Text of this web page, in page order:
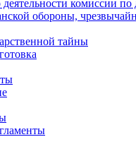
комиссии
обороны,
тайны